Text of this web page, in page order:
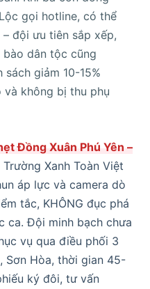
gọi hotline, có thể
đội ưu tiên sắp xếp,
dân tộc cũng
giảm 10-15%
và không bị thu phụ
Đồng Xuân Phú Yên –
Xanh Toàn Việt
áp lực và camera dò
tắc, KHÔNG đục phá
ca. Đội minh bạch chưa
vụ qua điều phối 3
Sơn Hòa, thời gian 45-
ký đôi, tư vấn